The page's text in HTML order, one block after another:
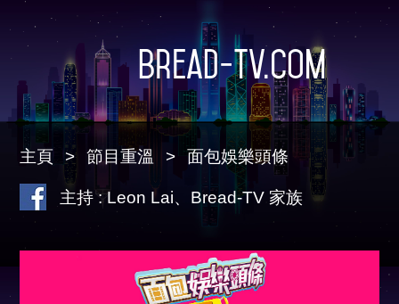
Bread-TV.com
主頁 節目重溫 面包娛樂頭條
主持 : Leon Lai、Bread-TV 家族